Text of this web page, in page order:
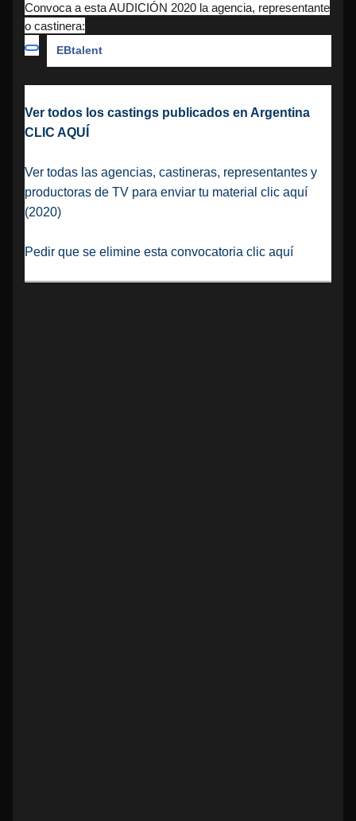
Convoca a esta AUDICIÓN 2020 la agencia, representante
o castinera:
EBtalent
Ver todos los castings publicados en Argentina
CLIC AQUÍ
Ver todas las agencias, castineras, representantes y
productoras de TV para enviar tu material clic aquí
(2020)
Pedir que se elimine esta convocatoria clic aquí